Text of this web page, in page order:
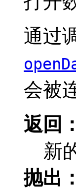
通过
会被
返回：
新
抛出：